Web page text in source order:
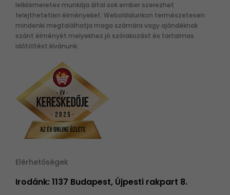
lelkiismeretes munkája által sok ember szerezhet
felejthetetlen élményeket. Weboldalunkon természetesen
mindenki megtalálhatja maga számára vagy ajándéknak
szánt élményét melyekhez jó szórakozást és tartalmas
időtöltést kívánunk.
Elérhetőségek
Irodánk: 1137 Budapest, Újpesti rakpart 8.